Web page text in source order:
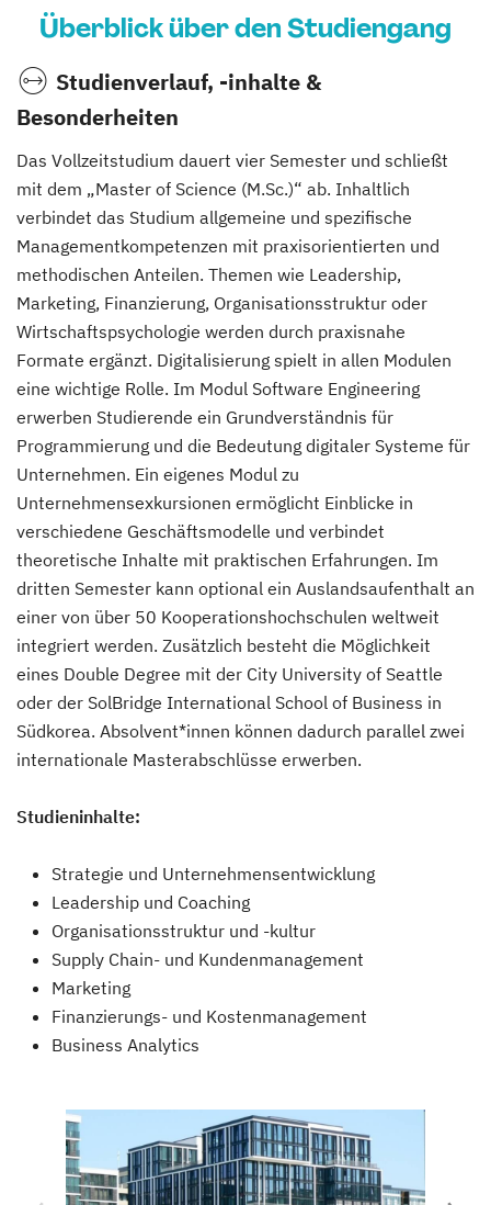
Überblick über den Studiengang
Studienverlauf, -inhalte &
Besonderheiten
Das Vollzeitstudium dauert vier Semester und schließt
mit dem „Master of Science (M.Sc.)“ ab. Inhaltlich
verbindet das Studium allgemeine und spezifische
Managementkompetenzen mit praxisorientierten und
methodischen Anteilen. Themen wie Leadership,
Marketing, Finanzierung, Organisationsstruktur oder
Wirtschaftspsychologie werden durch praxisnahe
Formate ergänzt. Digitalisierung spielt in allen Modulen
eine wichtige Rolle. Im Modul Software Engineering
erwerben Studierende ein Grundverständnis für
Programmierung und die Bedeutung digitaler Systeme für
Unternehmen. Ein eigenes Modul zu
Unternehmensexkursionen ermöglicht Einblicke in
verschiedene Geschäftsmodelle und verbindet
theoretische Inhalte mit praktischen Erfahrungen. Im
dritten Semester kann optional ein Auslandsaufenthalt an
einer von über 50 Kooperationshochschulen weltweit
integriert werden. Zusätzlich besteht die Möglichkeit
eines Double Degree mit der City University of Seattle
oder der SolBridge International School of Business in
Südkorea. Absolvent*innen können dadurch parallel zwei
internationale Masterabschlüsse erwerben.
Studieninhalte:
Strategie und Unternehmensentwicklung
Leadership und Coaching
Organisationsstruktur und -kultur
Supply Chain- und Kundenmanagement
Marketing
Finanzierungs- und Kostenmanagement
Business Analytics